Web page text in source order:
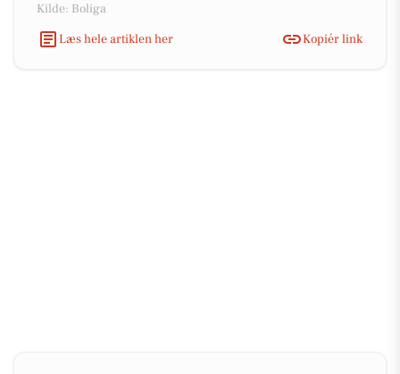
Kilde: Boliga
Læs hele artiklen her
Kopiér link